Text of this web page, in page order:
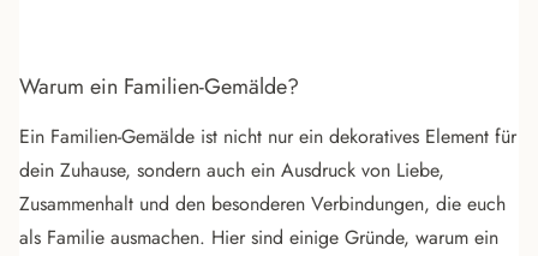
Warum ein Familien-Gemälde?
Ein Familien-Gemälde ist nicht nur ein dekoratives Element für
dein Zuhause, sondern auch ein Ausdruck von Liebe,
Zusammenhalt und den besonderen Verbindungen, die euch
als Familie ausmachen. Hier sind einige Gründe, warum ein